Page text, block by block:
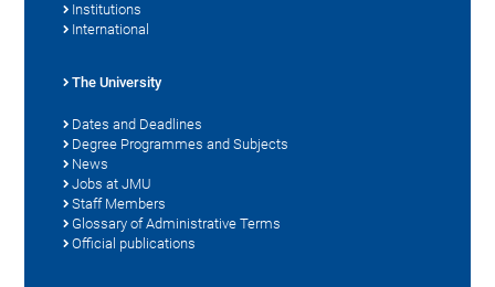
Institutions
International
The University
Dates and Deadlines
Degree Programmes and Subjects
News
Jobs at JMU
Staff Members
Glossary of Administrative Terms
Official publications